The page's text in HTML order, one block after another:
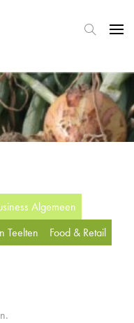
Algemeen
Teelten Food & Retail